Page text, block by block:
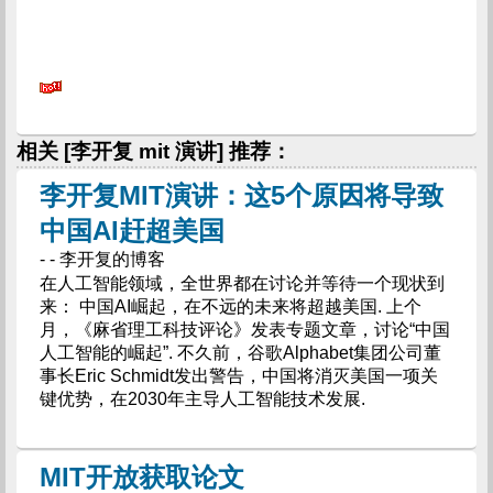
相关 [李开复 mit 演讲] 推荐：
李开复MIT演讲：这5个原因将导致
中国AI赶超美国
- - 李开复的博客
在人工智能领域，全世界都在讨论并等待一个现状到
来： 中国AI崛起，在不远的未来将超越美国. 上个
月，《麻省理工科技评论》发表专题文章，讨论“中国
人工智能的崛起”. 不久前，谷歌Alphabet集团公司董
事长Eric Schmidt发出警告，中国将消灭美国一项关
键优势，在2030年主导人工智能技术发展.
MIT开放获取论文